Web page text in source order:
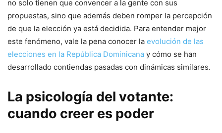
no solo tienen que convencer a la gente con sus
propuestas, sino que además deben romper la percepción
de que la elección ya está decidida. Para entender mejor
este fenómeno, vale la pena conocer la evolución de las
elecciones en la República Dominicana y cómo se han
desarrollado contiendas pasadas con dinámicas similares.
La psicología del votante:
cuando creer es poder